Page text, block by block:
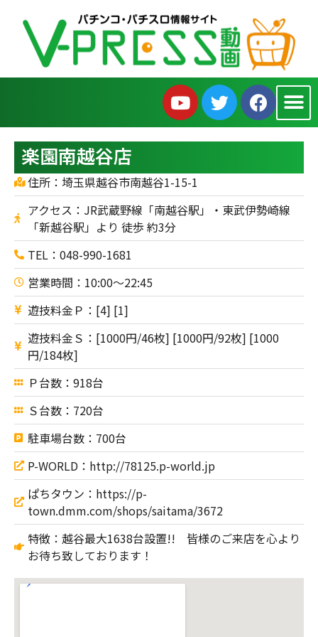
楽園南越谷店
住所：埼玉県越谷市南越谷1-15-1
アクセス：JR武蔵野線「南越谷駅」・東武伊勢崎線
「新越谷駅」より 徒歩 約3分
TEL：048-990-1681
営業時間：10:00～22:45
遊技料金Ｐ：[4] [1]
遊技料金Ｓ：[1000円/46枚] [1000円/92枚] [1000
円/184枚]
Ｐ台数：918台
Ｓ台数：720台
駐車場台数：700台
P-WORLD：http://78125.p-world.jp
ぱちタウン：https://p-
town.dmm.com/shops/saitama/3672
特徴：越谷最大1638台設置!! 皆様のご来店を心より
お待ち致しております！